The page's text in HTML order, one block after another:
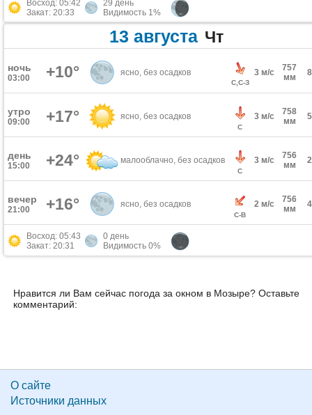
Восход: 05:42
Закат: 20:33
29 день
Видимость 1%
13 августа Чт
ночь
03:00 +10° ясно, без осадков
С,С-З
3 м/с
757
мм
утро
09:00 +17° ясно, без осадков
С
3 м/с
758
мм
день
15:00 +24° малооблачно, без осадков
С
3 м/с
756
мм
вечер
21:00 +16° ясно, без осадков
С-В
2 м/с
756
мм
Восход: 05:43
Закат: 20:31
0 день
Видимость 0%
Нравится ли Вам сейчас погода за окном в Мозыре? Оставьте
комментарий:
О сайте
Источники данных